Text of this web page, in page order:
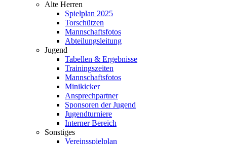
Alte Herren
Spielplan 2025
Torschützen
Mannschaftsfotos
Abteilungsleitung
Jugend
Tabellen & Ergebnisse
Trainingszeiten
Mannschaftsfotos
Minikicker
Ansprechpartner
Sponsoren der Jugend
Jugendturniere
Interner Bereich
Sonstiges
Vereinsspielplan